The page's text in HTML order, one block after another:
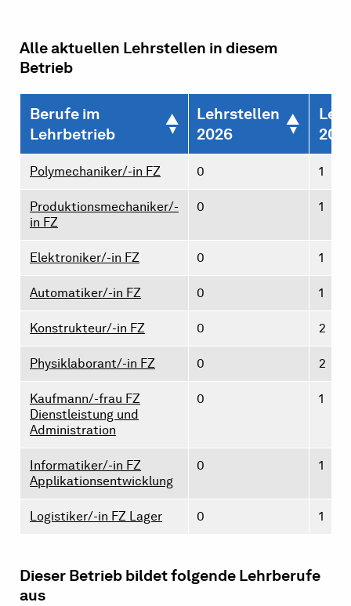
Alle aktuellen Lehrstellen in diesem
Betrieb
Berufe im
Lehrbetrieb
Lehrstellen
2026
Polymechaniker/-in FZ 0 1
Produktionsmechaniker/-
in FZ
0 1
Elektroniker/-in FZ 0 1
Automatiker/-in FZ 0 1
Konstrukteur/-in FZ 0 2
Physiklaborant/-in FZ 0 2
Kaufmann/-frau FZ
Dienstleistung und
Administration
0 1
Informatiker/-in FZ
Applikationsentwicklung
0 1
Logistiker/-in FZ Lager 0 1
Dieser Betrieb bildet folgende Lehrberufe
aus